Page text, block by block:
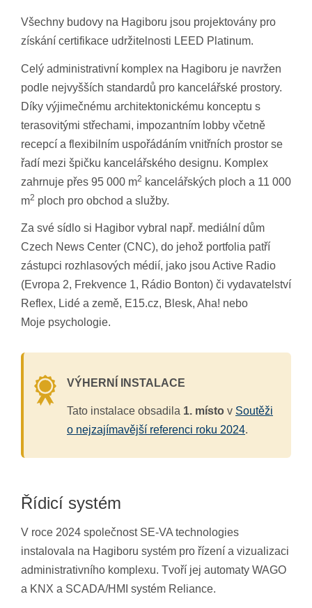
Všechny budovy na Hagiboru jsou projektovány pro
získání certifikace udržitelnosti LEED Platinum.
Celý administrativní komplex na Hagiboru je navržen
podle nejvyšších standardů pro kancelářské prostory.
Díky výjimečnému architektonickému konceptu s
terasovitými střechami, impozantním lobby včetně
recepcí a flexibilním uspořádáním vnitřních prostor se
řadí mezi špičku kancelářského designu. Komplex
zahrnuje přes 95 000 m2 kancelářských ploch a 11 000
m2 ploch pro obchod a služby.
Za své sídlo si Hagibor vybral např. mediální dům
Czech News Center (CNC), do jehož portfolia patří
zástupci rozhlasových médií, jako jsou Active Radio
(Evropa 2, Frekvence 1, Rádio Bonton) či vydavatelství
Reflex, Lidé a země, E15.cz, Blesk, Aha! nebo
Moje psychologie.
VÝHERNÍ INSTALACE
Tato instalace obsadila 1. místo v Soutěži
o nejzajímavější referenci roku 2024.
Řídicí systém
V roce 2024 společnost SE-VA technologies
instalovala na Hagiboru systém pro řízení a vizualizaci
administrativního komplexu. Tvoří jej automaty WAGO
a KNX a SCADA/HMI systém Reliance.